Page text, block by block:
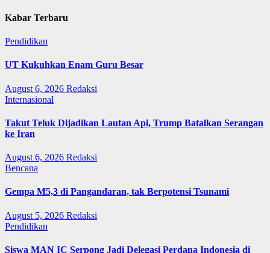
Kabar Terbaru
Pendidikan
UT Kukuhkan Enam Guru Besar
August 6, 2026 Redaksi
Internasional
Takut Teluk Dijadikan Lautan Api, Trump Batalkan Serangan
ke Iran
August 6, 2026 Redaksi
Bencana
Gempa M5,3 di Pangandaran, tak Berpotensi Tsunami
August 5, 2026 Redaksi
Pendidikan
Siswa MAN IC Serpong Jadi Delegasi Perdana Indonesia di